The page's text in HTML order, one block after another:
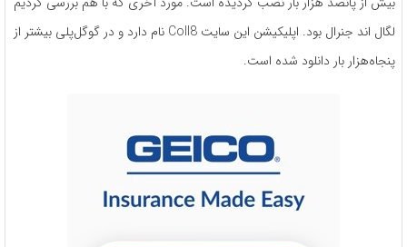
لگال اند جنرال بود. اپلیکیشن این سایت Coll8 نام دارد و در گوگل‌پلی بیشتر از
پنجاه‌هزار بار دانلود شده است.